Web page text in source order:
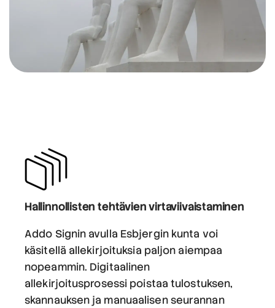
Hallinnollisten tehtävien virtaviivaistaminen
Addo Signin avulla Esbjergin kunta voi
käsitellä allekirjoituksia paljon aiempaa
nopeammin. Digitaalinen
allekirjoitusprosessi poistaa tulostuksen,
skannauksen ja manuaalisen seurannan